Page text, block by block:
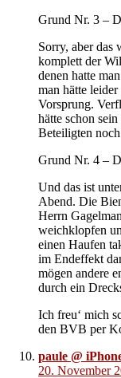
Grund Nr. 3 –
Sorry, aber das
komplett der
denen hatte
man hätte
Vorsprung.
hätte schon
Beteiligten
Grund Nr. 4 –
Und das ist
Abend. Die
Herrn
weichklopfen
einen Haufen
im Endeffekt
mögen andere
durch ein
Ich freu‘ mich
den BVB per
paule @
20. November